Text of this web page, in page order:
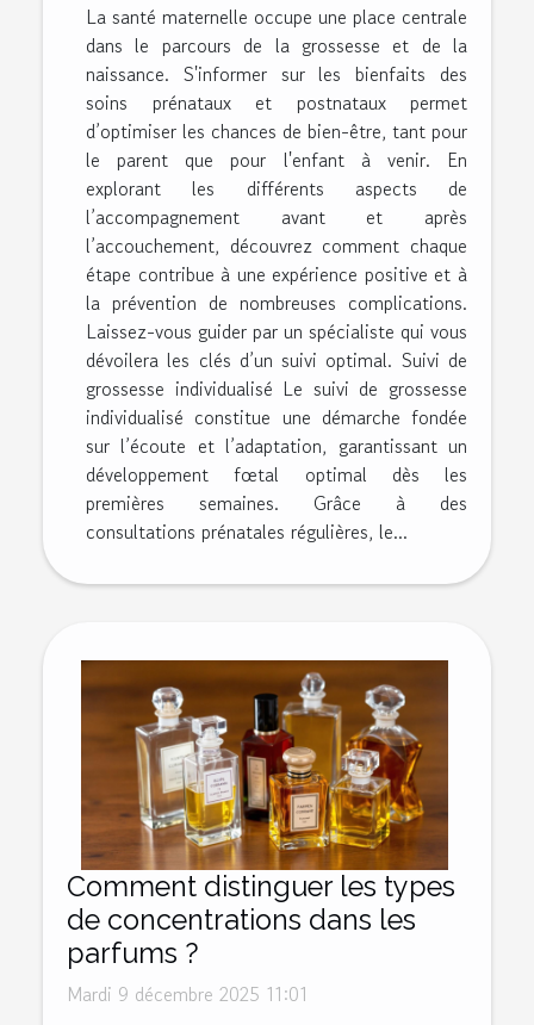
La santé maternelle occupe une place centrale
dans le parcours de la grossesse et de la
naissance. S'informer sur les bienfaits des
soins prénataux et postnataux permet
d’optimiser les chances de bien-être, tant pour
le parent que pour l'enfant à venir. En
explorant les différents aspects de
l’accompagnement avant et après
l’accouchement, découvrez comment chaque
étape contribue à une expérience positive et à
la prévention de nombreuses complications.
Laissez-vous guider par un spécialiste qui vous
dévoilera les clés d’un suivi optimal. Suivi de
grossesse individualisé Le suivi de grossesse
individualisé constitue une démarche fondée
sur l’écoute et l’adaptation, garantissant un
développement fœtal optimal dès les
premières semaines. Grâce à des
consultations prénatales régulières, le...
Comment distinguer les types
de concentrations dans les
parfums ?
Mardi 9 décembre 2025 11:01